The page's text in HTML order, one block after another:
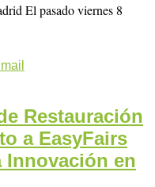
El pasado viernes 8
Restauración
a EasyFairs
Innovación en